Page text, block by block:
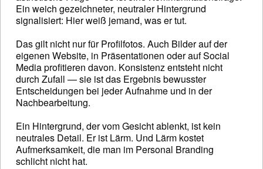
Ein weich gezeichneter, neutraler Hintergrund
signalisiert: Hier weiß jemand, was er tut.
Das gilt nicht nur für Profilfotos. Auch Bilder auf der
eigenen Website, in Präsentationen oder auf Social
Media profitieren davon. Konsistenz entsteht nicht
durch Zufall — sie ist das Ergebnis bewusster
Entscheidungen bei jeder Aufnahme und in der
Nachbearbeitung.
Ein Hintergrund, der vom Gesicht ablenkt, ist kein
neutrales Detail. Er ist Lärm. Und Lärm kostet
Aufmerksamkeit, die man im Personal Branding
schlicht nicht hat.